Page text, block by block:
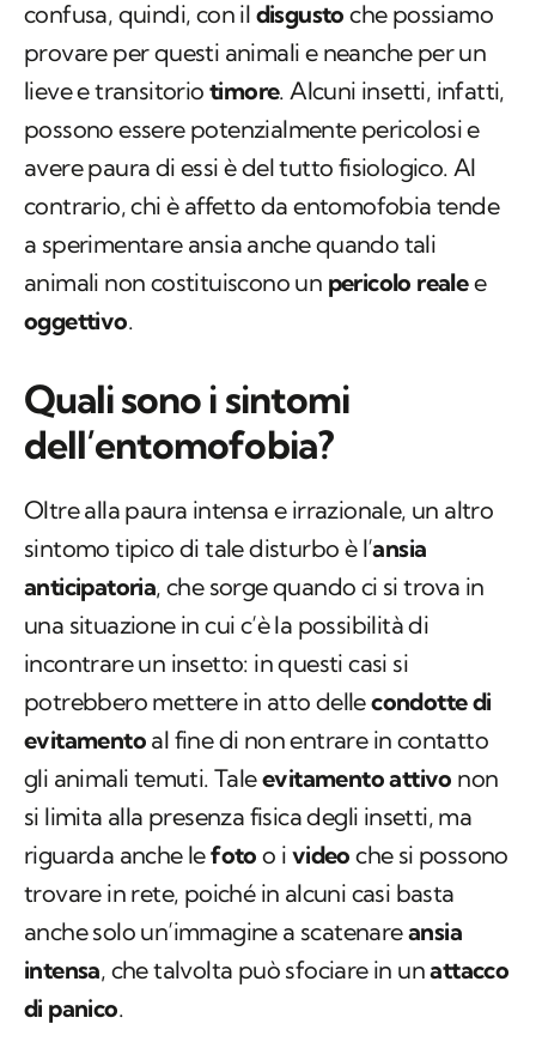
confusa, quindi, con il disgustoche possiamo
provare per questi animali e neanche per un
lieve e transitorio timore. Alcuni insetti, infatti,
possono essere potenzialmente pericolosi e
avere paura di essi è del tutto fisiologico. Al
contrario, chi è affetto da entomofobia tende
a sperimentare ansia anche quando tali
animali non costituiscono un pericolo realee
oggettivo.
Quali sono i sintomi
dell’entomofobia?
Oltre alla paura intensa e irrazionale, un altro
sintomo tipico di tale disturbo è l’ansia
anticipatoria, che sorge quando ci si trova in
una situazione in cui c’è la possibilità di
incontrare un insetto: in questi casi si
potrebbero mettere in atto dellecondotte di
evitamento al fine di non entrare in contatto
gli animali temuti. Taleevitamento attivo non
si limita alla presenza fisica degli insetti, ma
riguarda anche lefotoo i video che si possono
trovare in rete, poiché in alcuni casi basta
anche solo un’immagine a scatenareansia
intensa, che talvolta può sfociare in unattacco
di panico.